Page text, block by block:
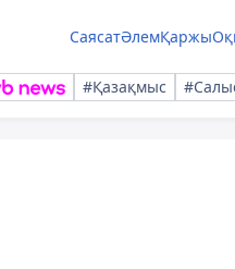
СаясатӘлемҚаржы
#Қазақмыс